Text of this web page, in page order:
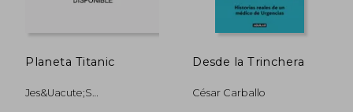
Planeta Titanic
Jes&Uacute;S
Desde la Trinchera
César Carballo